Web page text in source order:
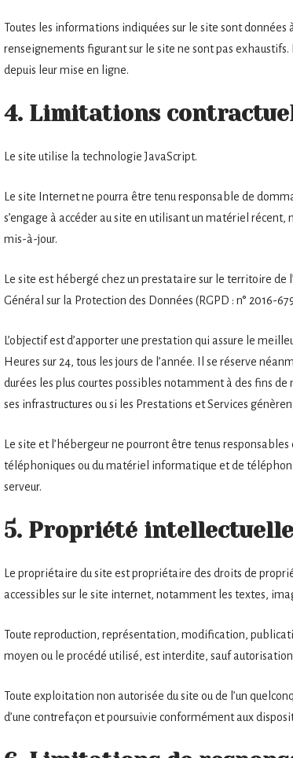
Toutes les informations indiquées sur le site sont
renseignements figurant sur le site ne sont pas
depuis leur mise en ligne.
4. Limitations
Le site utilise la technologie JavaScript.
Le site Internet ne pourra être tenu responsable de
s’engage à accéder au site en utilisant un matériel
mis-à-jour.
Le site est hébergé chez un prestataire sur le territoire
Général sur la Protection des Données (RGPD : n° 2016-
L’objectif est d’apporter une prestation qui assure le
Heures sur 24, tous les jours de l’année. Il se réserve
durées les plus courtes possibles notamment à des fins
ses infrastructures ou si les Prestations et Services
Le site et l’hébergeur ne pourront être tenus
téléphoniques ou du matériel informatique et de
serveur.
5. Propriété
Le propriétaire du site est propriétaire des droits de
accessibles sur le site internet, notamment les textes,
Toute reproduction, représentation, modification,
moyen ou le procédé utilisé, est interdite, sauf
Toute exploitation non autorisée du site ou de l’un
d’une contrefaçon et poursuivie conformément aux